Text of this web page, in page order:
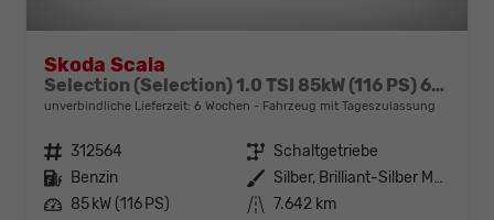
Skoda Scala
Selection (Selection) 1.0 TSI 85kW (116 PS) 6-Gang Schaltgetriebe
unverbindliche Lieferzeit: 6 Wochen Fahrzeug mit Tageszulassung
Fahrzeugnr. 312564 Getriebe Schaltgetriebe
Kraftstoff Benzin Außenfarbe
Silber, Brilliant-Silber Metallic (8E)
Leistung 85 kW (116 PS) Kilometerstand 7.642 km